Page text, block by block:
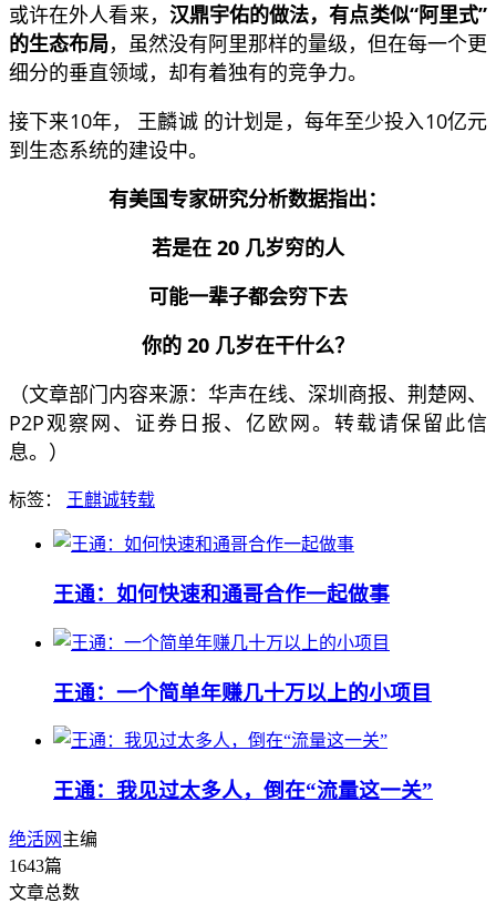
或许在外人看来， 汉鼎宇佑的做法，有点类似“阿里式”
的生态布局，虽然没有阿里那样的量级，但在每一个更
细分的垂直领域，却有着独有的竞争力。
接下来10年， 王麟诚 的计划是，每年至少投入10亿元
到生态系统的建设中。
有美国专家研究分析数据指出：
若是在 20 几岁穷的人
可能一辈子都会穷下去
你的 20 几岁在干什么？
（文章部门内容来源：华声在线、深圳商报、荆楚网、
P2P观察网、证券日报、亿欧网。转载请保留此信
息。）
标签： 王麒诚转载
王通：如何快速和通哥合作一起做事
王通：一个简单年赚几十万以上的小项目
王通：我见过太多人，倒在“流量这一关”
绝活网 主编
1643篇
文章总数